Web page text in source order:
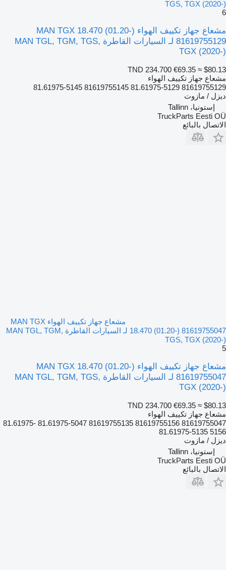
TGS, TGX (2020-)
6
مشعاع جهاز تكييف الهواء MAN TGX 18.470 (01.20-)
81619755129 لـ السيارات القاطرة MAN TGL, TGM, TGS,
TGX (2020-)
TND 234.700 €69.35 ≈ $80.13
مشعاع جهاز تكييف الهواء
81619755129 81.61975-5129 81619755145 81.61975-5145
ديزل / مازوت
إستونيا، Tallinn
TruckParts Eesti OÜ
الاتصال بالبائع
مشعاع جهاز تكييف الهواء MAN TGX
18.470 (01.20-) 81619755047 لـ السيارات القاطرة MAN TGL, TGM,
TGS, TGX (2020-)
5
مشعاع جهاز تكييف الهواء MAN TGX 18.470 (01.20-)
81619755047 لـ السيارات القاطرة MAN TGL, TGM, TGS,
TGX (2020-)
TND 234.700 €69.35 ≈ $80.13
مشعاع جهاز تكييف الهواء
81619755047 81619755156 81619755135 81.61975-5047 81.61975-
5156 81.61975-5135
ديزل / مازوت
إستونيا، Tallinn
TruckParts Eesti OÜ
الاتصال بالبائع